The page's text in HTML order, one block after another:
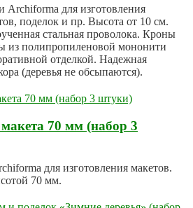
Archiforma для изготовления
поделок и пр. Высота от 10 см.
стальная проволока. Кроны
из полипропиленовой мононити
отделкой. Надежная
(деревья не обсыпаются).
70 мм (набор 3
для изготовления макетов.
70 мм.